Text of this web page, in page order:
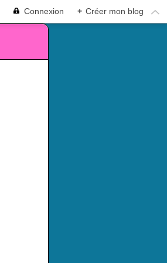
Connexion + Créer mon blog